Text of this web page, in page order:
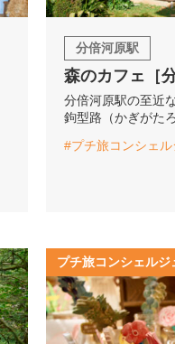
分倍河原駅
森のカフェ［
分倍河原駅の至近
鉤型路（かぎがた
#プチ旅コンシェル
プチ旅コンシェルジ